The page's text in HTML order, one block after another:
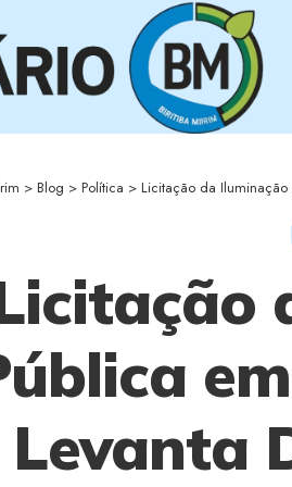
> Blog > Política > Licitação da Iluminação
Levanta